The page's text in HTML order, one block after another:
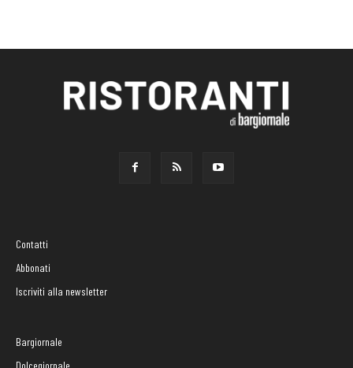
Contatti
Abbonati
Iscriviti alla newsletter
Bargiornale